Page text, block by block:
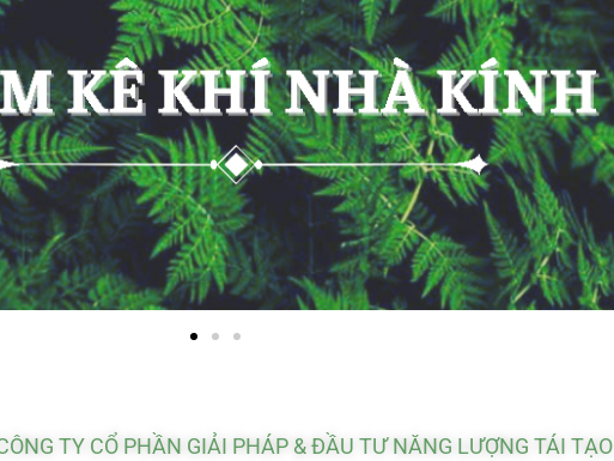
TY CỔ PHẦN GIẢI PHÁP & ĐẦU TƯ NĂNG LƯỢNG TÁI TẠO